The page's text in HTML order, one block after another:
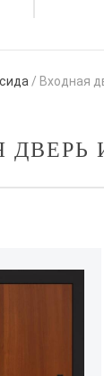
/ Входная
ДВЕРЬ